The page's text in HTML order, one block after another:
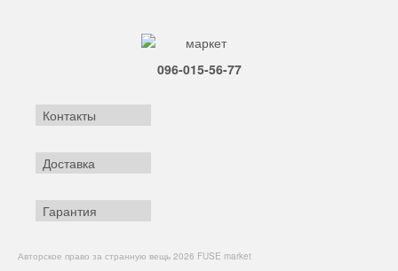
096-015-56-77
Контакты
Доставка
Гарантия
Авторское право за странную вещь 2026 FUSE market